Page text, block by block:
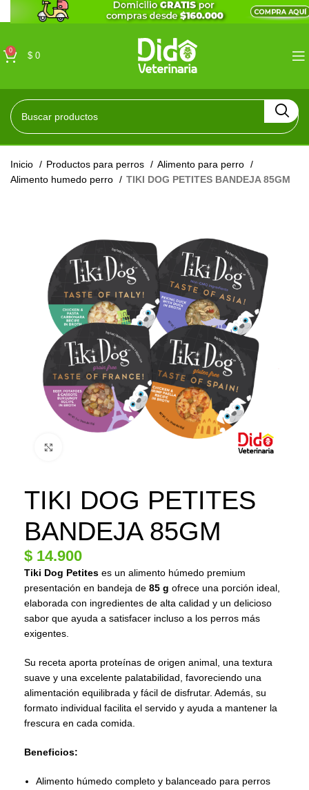
0
$ 0
Inicio Productos para perros
Alimento para perro
Alimento humedo perro
TIKI DOG PETITES BANDEJA 85GM
TIKI DOG PETITES
BANDEJA 85GM
$ 14.900
Tiki Dog Petites es un alimento húmedo premium
presentación en bandeja de 85 g ofrece una porción ideal,
elaborada con ingredientes de alta calidad y un delicioso
sabor que ayuda a satisfacer incluso a los perros más
exigentes.
Su receta aporta proteínas de origen animal, una textura
suave y una excelente palatabilidad, favoreciendo una
alimentación equilibrada y fácil de disfrutar. Además, su
formato individual facilita el servido y ayuda a mantener la
frescura en cada comida.
Beneficios:
Alimento húmedo completo y balanceado para perros